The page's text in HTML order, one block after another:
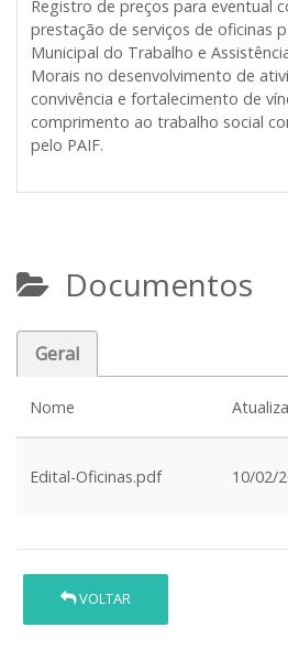
Registro de preços para eventual
prestação de serviços de oficinas
Municipal do Trabalho e
Morais no desenvolvimento de
convivência e fortalecimento de
comprimento ao trabalho social
pelo PAIF.
Documentos
Geral
Nome
Edital-Oficinas.pdf 10/02/
VOLTAR